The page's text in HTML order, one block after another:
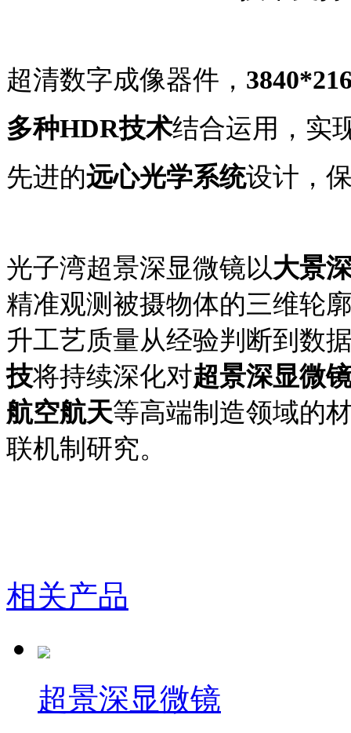
超清数字成像器件，
多种HDR技术结合运用，实
先进的远心光学系统设计，
光子湾超景深显微镜以大景
精准观测被摄物体的三维轮
升工艺质量从经验判断到数
技将持续深化对超景深显微
航空航天等高端制造领域的
联机制研究。
相关产品
超景深显微镜